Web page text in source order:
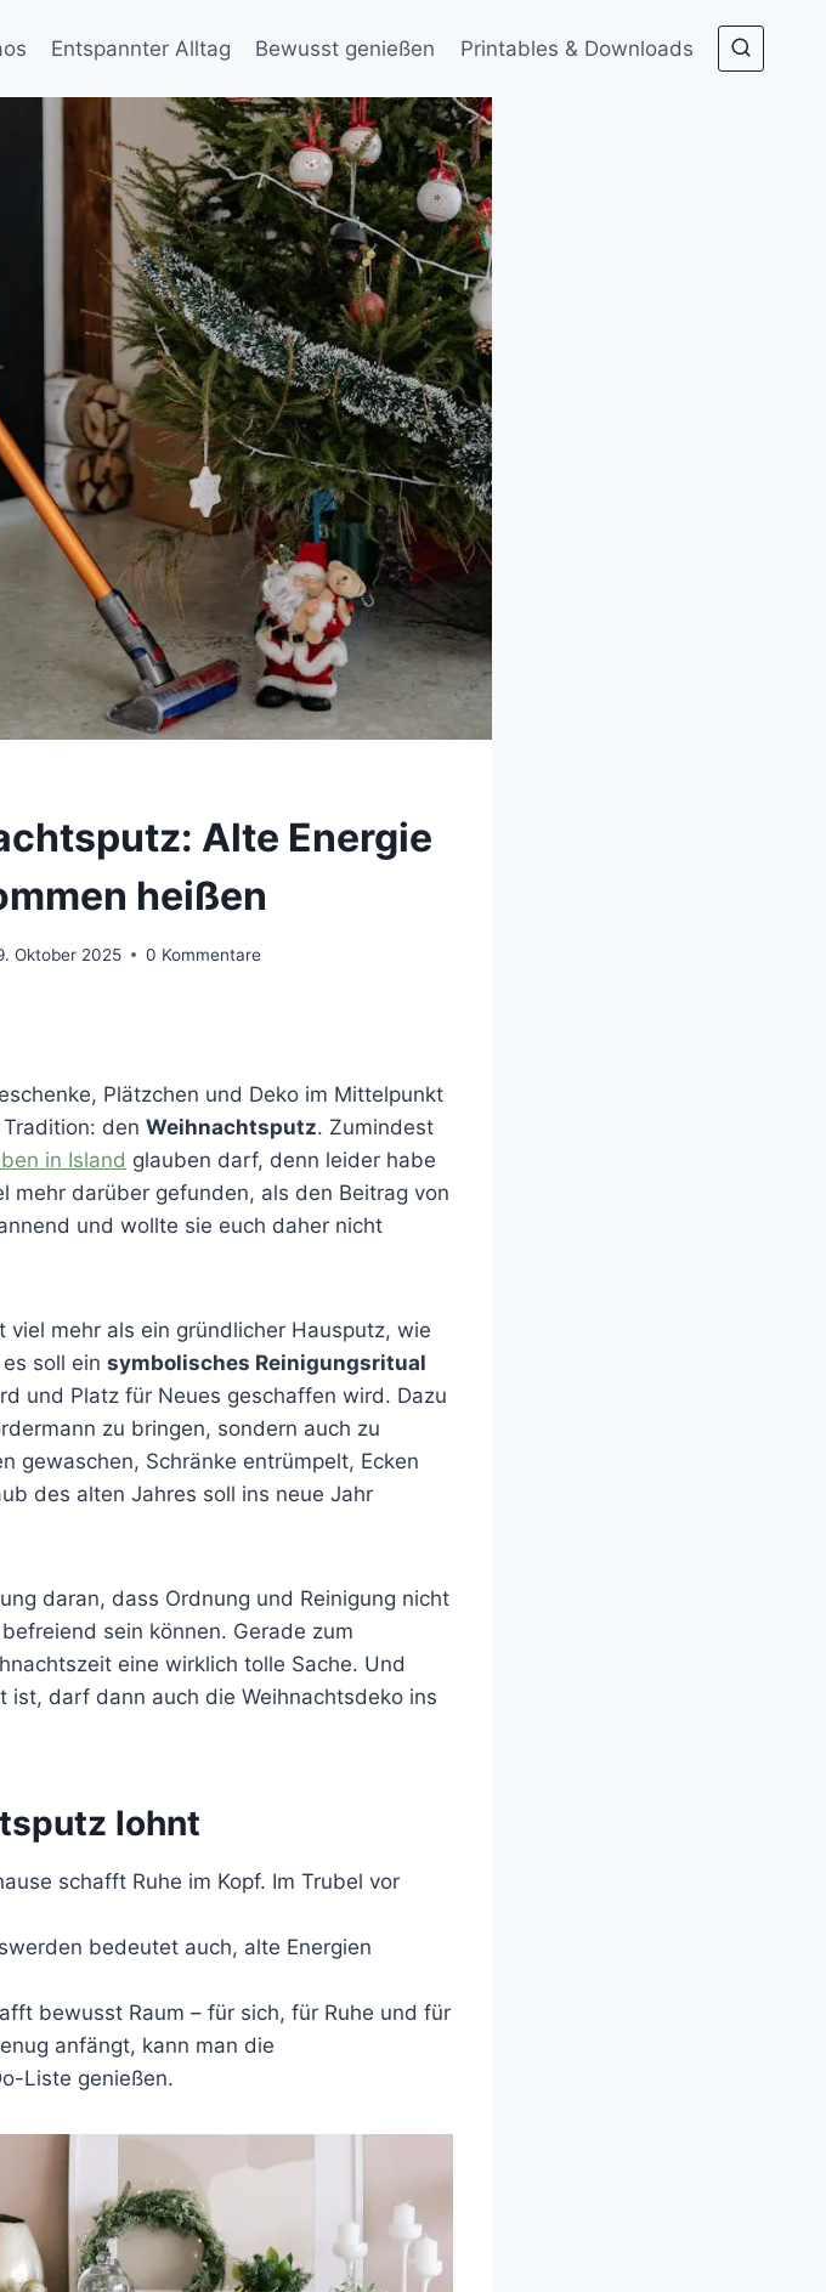
Entspannter Alltag Bewusst genießen Printables & Downloads
Alte Energie
heißen
Oktober 2025 0 Kommentare
Plätzchen und Deko im Mittelpunkt
den Weihnachtsputz. Zumindest
in Island glauben darf, denn leider habe
mehr darüber gefunden, als den Beitrag von
und wollte sie euch daher nicht
mehr als ein gründlicher Hausputz, wie
soll ein symbolisches Reinigungsritual
und Platz für Neues geschaffen wird. Dazu
zu bringen, sondern auch zu
gewaschen, Schränke entrümpelt, Ecken
des alten Jahres soll ins neue Jahr
daran, dass Ordnung und Reinigung nicht
sein können. Gerade zum
eine wirklich tolle Sache. Und
darf dann auch die Weihnachtsdeko ins
lohnt
schafft Ruhe im Kopf. Im Trubel vor
bedeutet auch, alte Energien
bewusst Raum – für sich, für Ruhe und für
anfängt, kann man die
Liste genießen.